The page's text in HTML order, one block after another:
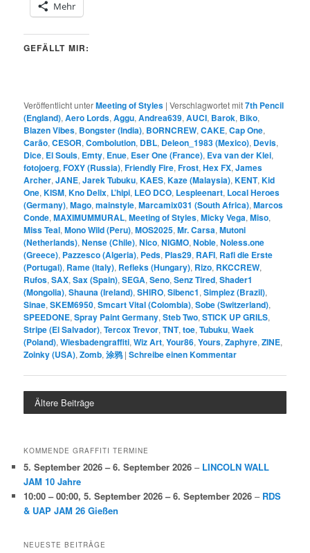
Mehr
GEFÄLLT MIR:
Veröffentlicht unterMeeting of Styles |Verschlagwortet mit7th Pencil
(England),Aero Lords,Aggu,Andrea639,AUCI, Barok, Biko,
Blazen Vibes, Bongster (India), BORNCREW,CAKE,Cap One,
Carão,CESOR,Combolution, DBL, Deleon_1983 (Mexico), Devis,
Dice, El Souls, Emty, Enue, Eser One (France), Eva van der Klei,
fotojoerg,FOXY (Russia),Friendly Fire,Frost,Hex FX,James
Archer,JANE,Jarek Tubuku,KAES,Kaze (Malaysia),KENT,Kid
One,KISM,Kno Delix, L’hipi, LEO DCO, Lespleenart, Local Heroes
(Germany),Mago,mainstyle,Marcamix031 (South Africa),Marcos
Conde,MAXIMUMMURAL,Meeting of Styles,Micky Vega,Miso,
Miss Teal,Mono Wild (Peru),MOS2025,Mr. Carsa,Mutoni
(Netherlands),Nense (Chile),Nico,NIGMO,Noble,Noless.one
(Greece), Pazzesco (Algeria), Peds, Plas29, RAFI, Rafi die Erste
(Portugal), Rame (Italy), Refleks (Hungary), Rizo, RKCCREW,
Rufos,SAX,Sax (Spain),SEGA,Seno,Senz Tired,Shader1
(Mongolia),Shauna (Ireland),SHIRO,Sibenc1,Simplez (Brazil),
Sinae,SKEM6950,Smcart Vital (Colombia),Sobe (Switzerland),
SPEEDONE,Spray Paint Germany,Steb Two,STICK UP GRILS,
Stripe (El Salvador),Tercox Trevor,TNT,toe,Tubuku,Waek
(Poland),Wiesbadengraffiti,Wiz Art,Your86,Yours,Zaphyre,ZINE,
Zoinky (USA),Zomb,涂鸦 |Schreibe einen Kommentar
Ältere Beiträge
KOMMENDE GRAFFITI TERMINE
5. September 2026 – 6. September 2026 – LINCOLN WALL
JAM 10 Jahre
10:00 – 00:00,5. September 2026 – 6. September 2026 – RDS
& UAP JAM 26 Gießen
NEUESTE BEITRÄGE